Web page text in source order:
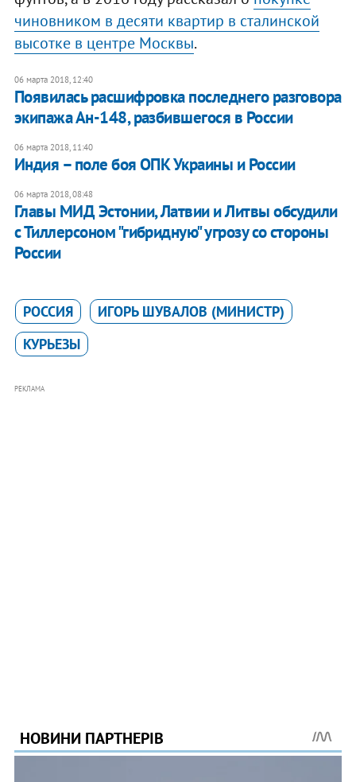
чиновником в десяти квартир в сталинской
высотке в центре Москвы.
06 марта 2018, 12:40
Появилась расшифровка последнего разговора
экипажа Ан-148, разбившегося в России
06 марта 2018, 11:40
Индия – поле боя ОПК Украины и России
06 марта 2018, 08:48
Главы МИД Эстонии, Латвии и Литвы обсудили
с Тиллерсоном "гибридную" угрозу со стороны
России
РОССИЯ
ИГОРЬ ШУВАЛОВ (МИНИСТР)
КУРЬЕЗЫ
РЕКЛАМА